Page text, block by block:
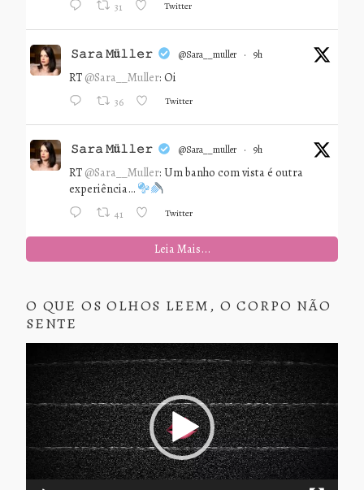
31 Twitter
𝚂𝚊𝚛𝚊 𝙼ü𝚕𝚕𝚎𝚛 @sara__muller · 9h
RT @Sara__Muller: Oi
36 Twitter
𝚂𝚊𝚛𝚊 𝙼ü𝚕𝚕𝚎𝚛 @sara__muller · 9h
RT @Sara__Muller: Um banho com vista é outra
experiência…
41 Twitter
Leia Mais...
O QUE OS OLHOS LEEM, O CORPO NÃO
SENTE
de
vídeo